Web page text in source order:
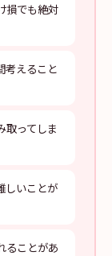
損でも絶対
考えること
取ってしま
しいことが
ることがあ